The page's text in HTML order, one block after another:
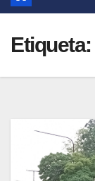
Etiqueta: